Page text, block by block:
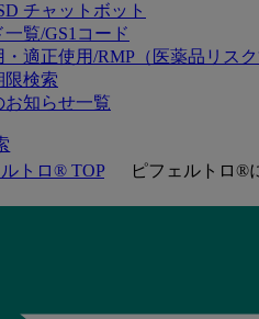
チャットボット
一覧/GS1コード
・適正使用/RMP（医薬品リスク
限検索
お知らせ一覧
トロ® TOP
ピフェルトロ®